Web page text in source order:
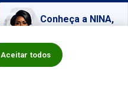
Conheça a NINA,
Aceitar todos